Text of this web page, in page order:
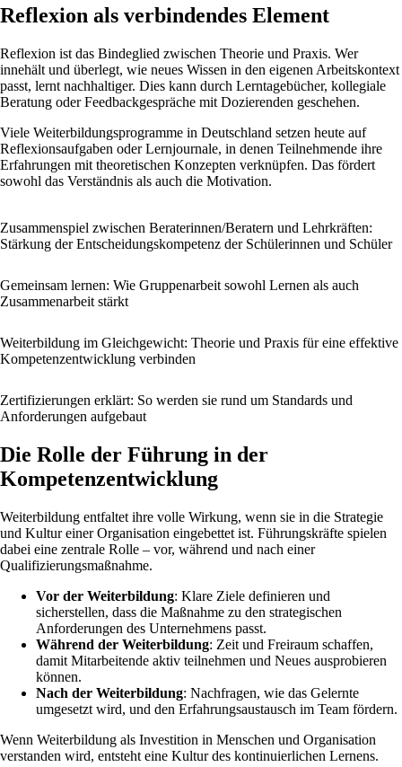
Reflexion als verbindendes Element
Reflexion ist das Bindeglied zwischen Theorie und Praxis. Wer
innehält und überlegt, wie neues Wissen in den eigenen Arbeitskontext
passt, lernt nachhaltiger. Dies kann durch Lerntagebücher, kollegiale
Beratung oder Feedbackgespräche mit Dozierenden geschehen.
Viele Weiterbildungsprogramme in Deutschland setzen heute auf
Reflexionsaufgaben oder Lernjournale, in denen Teilnehmende ihre
Erfahrungen mit theoretischen Konzepten verknüpfen. Das fördert
sowohl das Verständnis als auch die Motivation.
Zusammenspiel zwischen Beraterinnen/Beratern und Lehrkräften:
Stärkung der Entscheidungskompetenz der Schülerinnen und Schüler
Gemeinsam lernen: Wie Gruppenarbeit sowohl Lernen als auch
Zusammenarbeit stärkt
Weiterbildung im Gleichgewicht: Theorie und Praxis für eine effektive
Kompetenzentwicklung verbinden
Zertifizierungen erklärt: So werden sie rund um Standards und
Anforderungen aufgebaut
Die Rolle der Führung in der
Kompetenzentwicklung
Weiterbildung entfaltet ihre volle Wirkung, wenn sie in die Strategie
und Kultur einer Organisation eingebettet ist. Führungskräfte spielen
dabei eine zentrale Rolle – vor, während und nach einer
Qualifizierungsmaßnahme.
Vor der Weiterbildung: Klare Ziele definieren und
sicherstellen, dass die Maßnahme zu den strategischen
Anforderungen des Unternehmens passt.
Während der Weiterbildung: Zeit und Freiraum schaffen,
damit Mitarbeitende aktiv teilnehmen und Neues ausprobieren
können.
Nach der Weiterbildung: Nachfragen, wie das Gelernte
umgesetzt wird, und den Erfahrungsaustausch im Team fördern.
Wenn Weiterbildung als Investition in Menschen und Organisation
verstanden wird, entsteht eine Kultur des kontinuierlichen Lernens.